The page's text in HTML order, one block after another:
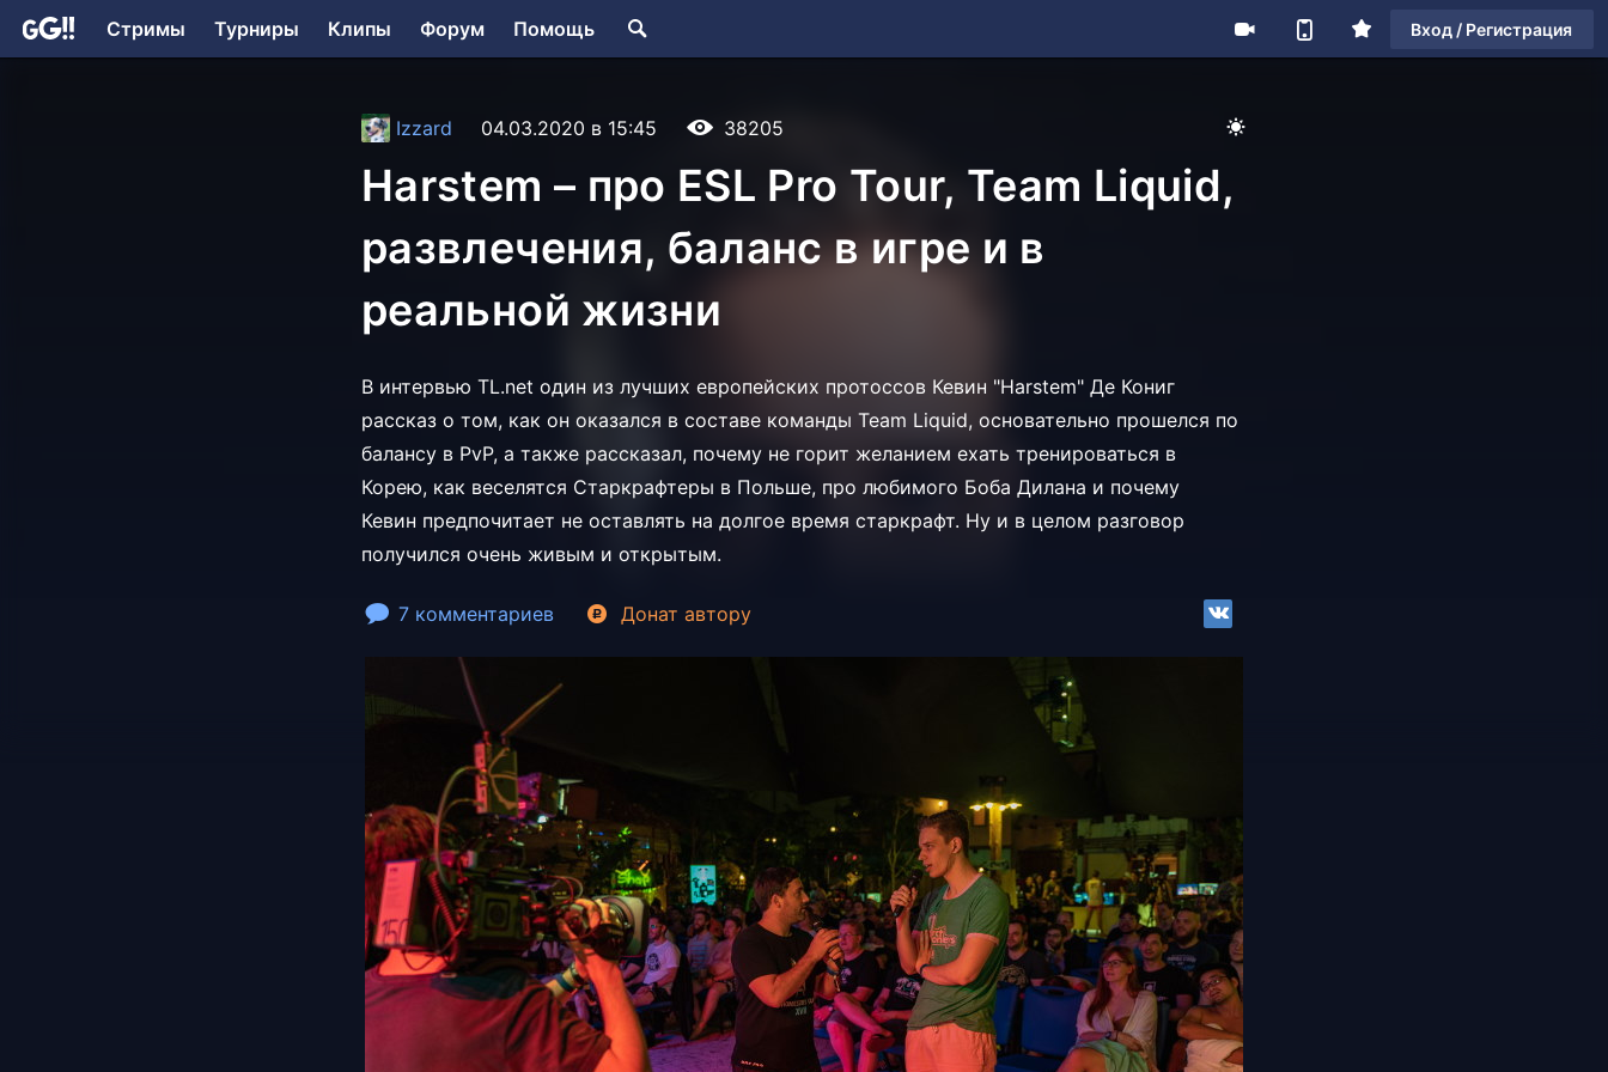
Стримы Турниры Клипы Форум Помощь Вход / Регистрация
Izzard 04.03.2020 в 15:45 38205
Harstem – про ESL Pro Tour, Team Liquid,
развлечения, баланс в игре и в
реальной жизни
В интервью TL.net один из лучших европейских протоссов Кевин "Harstem" Де Кониг
рассказ о том, как он оказался в составе команды Team Liquid, основательно прошелся по
балансу в PvP, а также рассказал, почему не горит желанием ехать тренироваться в
Корею, как веселятся Старкрафтеры в Польше, про любимого Боба Дилана и почему
Кевин предпочитает не оставлять на долгое время старкрафт. Ну и в целом разговор
получился очень живым и открытым.
7 комментариев Донат автору